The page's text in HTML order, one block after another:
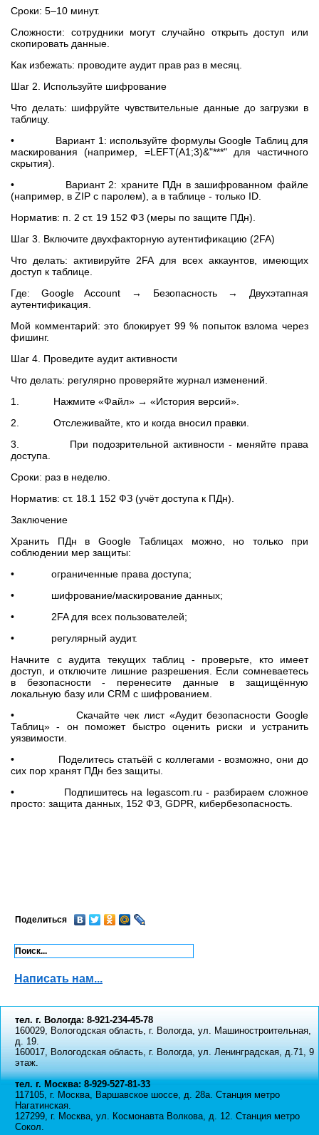
Сроки: 5–10 минут.
Сложности: сотрудники могут случайно открыть доступ или
скопировать данные.
Как избежать: проводите аудит прав раз в месяц.
Шаг 2. Используйте шифрование
Что делать: шифруйте чувствительные данные до загрузки в
таблицу.
• Вариант 1: используйте формулы Google Таблиц для
маскирования (например, =LEFT(A1;3)&"***" для частичного
скрытия).
• Вариант 2: храните ПДн в зашифрованном файле
(например, в ZIP с паролем), а в таблице - только ID.
Норматив: п. 2 ст. 19 152 ФЗ (меры по защите ПДн).
Шаг 3. Включите двухфакторную аутентификацию (2FA)
Что делать: активируйте 2FA для всех аккаунтов, имеющих
доступ к таблице.
Где: Google Account → Безопасность → Двухэтапная
аутентификация.
Мой комментарий: это блокирует 99 % попыток взлома через
фишинг.
Шаг 4. Проведите аудит активности
Что делать: регулярно проверяйте журнал изменений.
1. Нажмите «Файл» → «История версий».
2. Отслеживайте, кто и когда вносил правки.
3. При подозрительной активности - меняйте права
доступа.
Сроки: раз в неделю.
Норматив: ст. 18.1 152 ФЗ (учёт доступа к ПДн).
Заключение
Хранить ПДн в Google Таблицах можно, но только при
соблюдении мер защиты:
• ограниченные права доступа;
• шифрование/маскирование данных;
• 2FA для всех пользователей;
• регулярный аудит.
Начните с аудита текущих таблиц - проверьте, кто имеет
доступ, и отключите лишние разрешения. Если сомневаетесь
в безопасности - перенесите данные в защищённую
локальную базу или CRM с шифрованием.
• Скачайте чек лист «Аудит безопасности Google
Таблиц» - он поможет быстро оценить риски и устранить
уязвимости.
• Поделитесь статьёй с коллегами - возможно, они до
сих пор хранят ПДн без защиты.
• Подпишитесь на legascom.ru - разбираем сложное
просто: защита данных, 152 ФЗ, GDPR, кибербезопасность.
Поделиться
Написать нам...
тел. г. Вологда: 8-921-234-45-78
160029, Вологодская область, г. Вологда, ул. Машиностроительная,
д. 19.
160017, Вологодская область, г. Вологда, ул. Ленинградская, д.71, 9
этаж.
тел. г. Москва: 8-929-527-81-33
117105, г. Москва, Варшавское шоссе, д. 28а. Станция метро
Нагатинская.
127299, г. Москва, ул. Космонавта Волкова, д. 12. Станция метро
Сокол.